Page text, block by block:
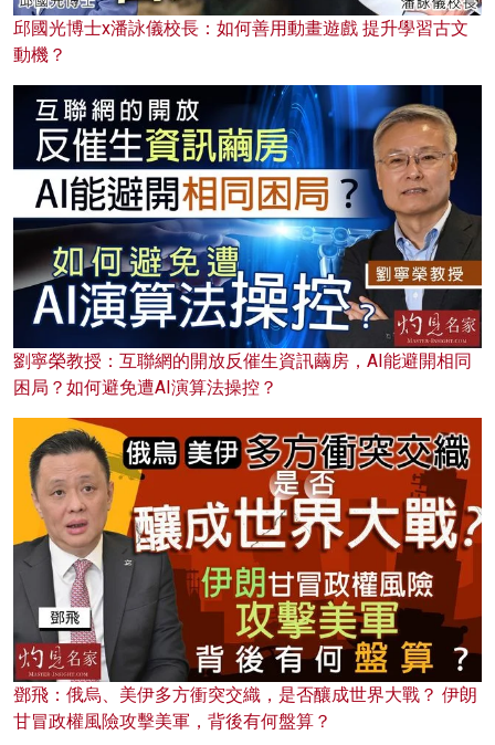
邱國光博士x潘詠儀校長：如何善用動畫遊戲 提升學習古文
動機？
劉寧榮教授：互聯網的開放反催生資訊繭房，AI能避開相同
困局？如何避免遭AI演算法操控？
鄧飛：俄烏、美伊多方衝突交織，是否釀成世界大戰？ 伊朗
甘冒政權風險攻擊美軍，背後有何盤算？